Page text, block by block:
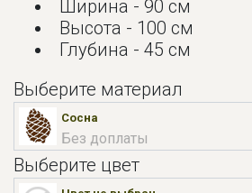
Ширина - 90 см
Высота - 100 см
Глубина - 45 см
Выберите материал
Сосна
Без доплаты
Выберите цвет